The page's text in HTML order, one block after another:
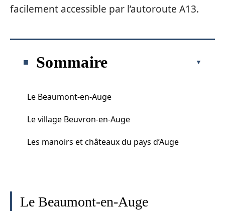
facilement accessible par l’autoroute A13.
Sommaire
Le Beaumont-en-Auge
Le village Beuvron-en-Auge
Les manoirs et châteaux du pays d’Auge
Le Beaumont-en-Auge